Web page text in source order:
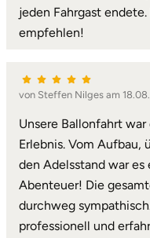
jeden Fahrgast
empfehlen!
von Steffen Nilges am
Unsere Ballonfahrt
Erlebnis. Vom Aufbau,
den Adelsstand war
Abenteuer! Die
durchweg
professionell und
Ludwigslust-Parchim
Lüchow-Dannenberg
Lüneburg
Magdeburg